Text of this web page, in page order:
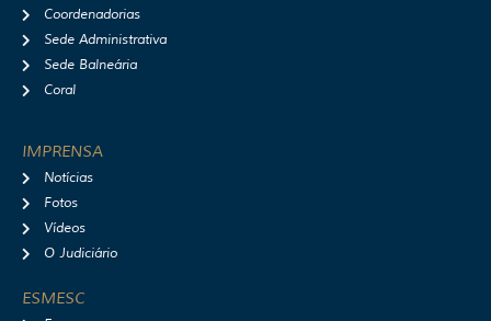
Coordenadorias
Sede Administrativa
Sede Balneária
Coral
IMPRENSA
Notícias
Fotos
Vídeos
O Judiciário
ESMESC